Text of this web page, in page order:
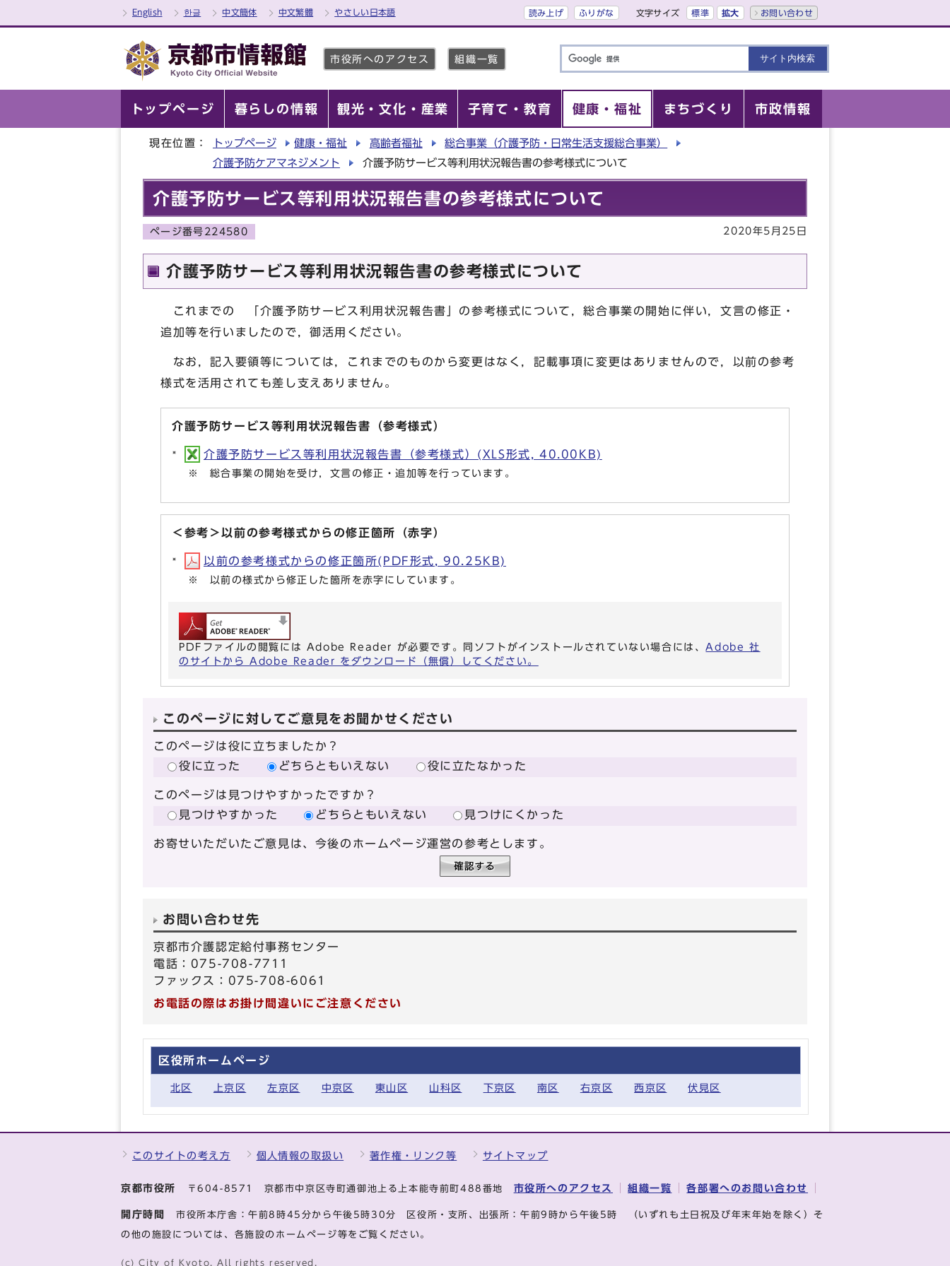
English 한글 中文簡体 中文繁體 やさしい日本語 読み上げ ふりがな 文字サイズ 標準 拡大 お問い合わせ
市役所へのアクセス 組織一覧
トップページ 暮らしの情報 観光・文化・産業 子育て・教育 健康・福祉 まちづくり 市政情報
現在位置： トップページ 健康・福祉 高齢者福祉
総合事業（介護予防・日常生活支援総合事業）
介護予防ケアマネジメント
介護予防サービス等利用状況報告書の参考様式について
介護予防サービス等利用状況報告書の参考様式について
ページ番号224580 2020年5月25日
介護予防サービス等利用状況報告書の参考様式について
これまでの 「介護予防サービス利用状況報告書」の参考様式について，総合事業の開始に伴い，文言の修正・
追加等を行いましたので，御活用ください。
なお，記入要領等については，これまでのものから変更はなく，記載事項に変更はありませんので，以前の参考
様式を活用されても差し支えありません。
介護予防サービス等利用状況報告書（参考様式）
介護予防サービス等利用状況報告書（参考様式）(XLS形式, 40.00KB)
※ 総合事業の開始を受け，文言の修正・追加等を行っています。
＜参考＞以前の参考様式からの修正箇所（赤字）
以前の参考様式からの修正箇所(PDF形式, 90.25KB)
※ 以前の様式から修正した箇所を赤字にしています。
PDFファイルの閲覧には Adobe Reader が必要です。同ソフトがインストールされていない場合には、Adobe 社
のサイトから Adobe Reader をダウンロード（無償）してください。
このページに対してご意見をお聞かせください
このページは役に立ちましたか？
役に立った
どちらともいえない 役に立たなかった
このページは見つけやすかったですか？
見つけやすかった
どちらともいえない 見つけにくかった
お寄せいただいたご意見は、今後のホームページ運営の参考とします。
お問い合わせ先
京都市介護認定給付事務センター
電話：075-708-7711
ファックス：075-708-6061
お電話の際はお掛け間違いにご注意ください
区役所ホームページ
北区 上京区 左京区 中京区 東山区 山科区 下京区 南区 右京区 西京区 伏見区
このサイトの考え方 個人情報の取扱い 著作権・リンク等 サイトマップ
京都市役所 〒604-8571 京都市中京区寺町通御池上る上本能寺前町488番地 市役所へのアクセス 組織一覧 各部署へのお問い合わせ
開庁時間 市役所本庁舎：午前8時45分から午後5時30分 区役所・支所、出張所：午前9時から午後5時 （いずれも土日祝及び年末年始を除く）そ
の他の施設については、各施設のホームページ等をご覧ください。
(c) City of Kyoto. All rights reserved.